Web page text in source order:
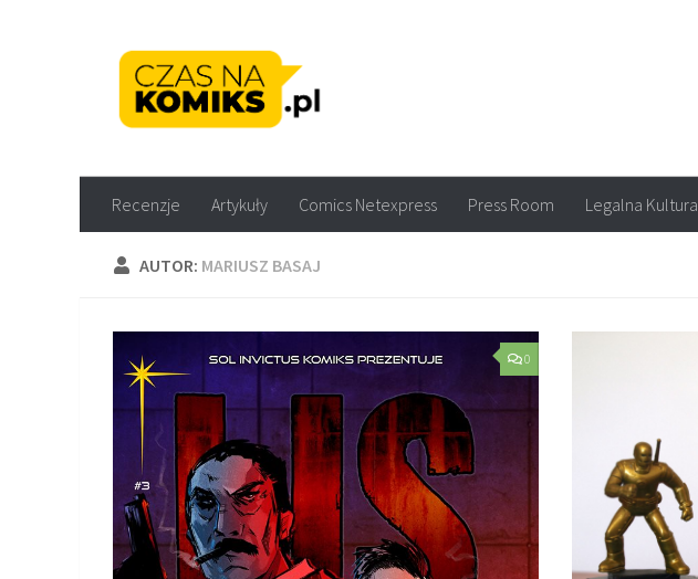
Recenzje Artykuły Comics Netexpress Press Room Legalna Kultura
AUTOR: MARIUSZ BASAJ
0